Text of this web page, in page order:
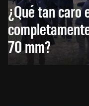
¿Qué tan caro
70 mm?